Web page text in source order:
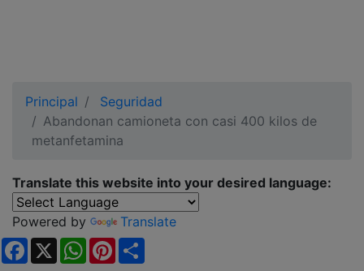
Principal
Seguridad
Abandonan camioneta con casi 400 kilos de
metanfetamina
Translate this website into your desired language:
Powered by
Translate
Facebook
X WhatsApp
Pinterest